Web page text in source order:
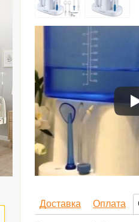
Доставка Оплата